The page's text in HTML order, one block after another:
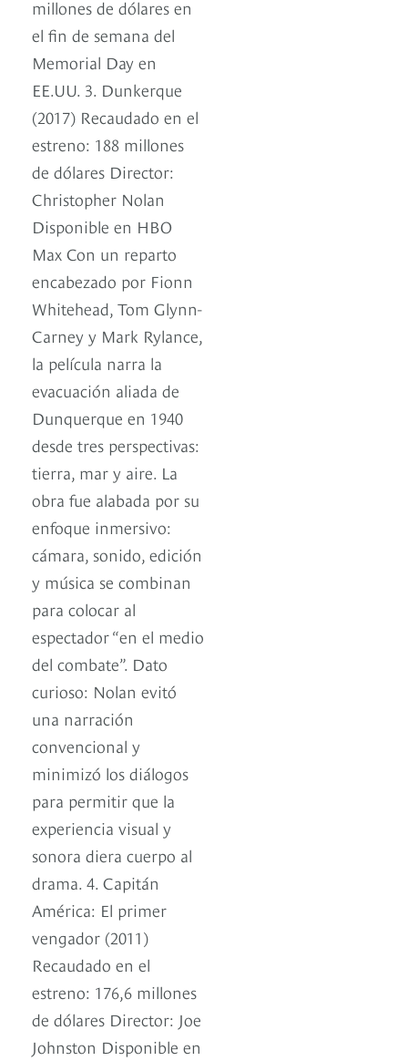
millones de dólares en
el fin de semana del
Memorial Day en
EE.UU. 3. Dunkerque
(2017) Recaudado en el
estreno: 188 millones
de dólares Director:
Christopher Nolan
Disponible en HBO
Max Con un reparto
encabezado por Fionn
Whitehead, Tom Glynn-
Carney y Mark Rylance,
la película narra la
evacuación aliada de
Dunquerque en 1940
desde tres perspectivas:
tierra, mar y aire. La
obra fue alabada por su
enfoque inmersivo:
cámara, sonido, edición
y música se combinan
para colocar al
espectador “en el medio
del combate”. Dato
curioso: Nolan evitó
una narración
convencional y
minimizó los diálogos
para permitir que la
experiencia visual y
sonora diera cuerpo al
drama. 4. Capitán
América: El primer
vengador (2011)
Recaudado en el
estreno: 176,6 millones
de dólares Director: Joe
Johnston Disponible en